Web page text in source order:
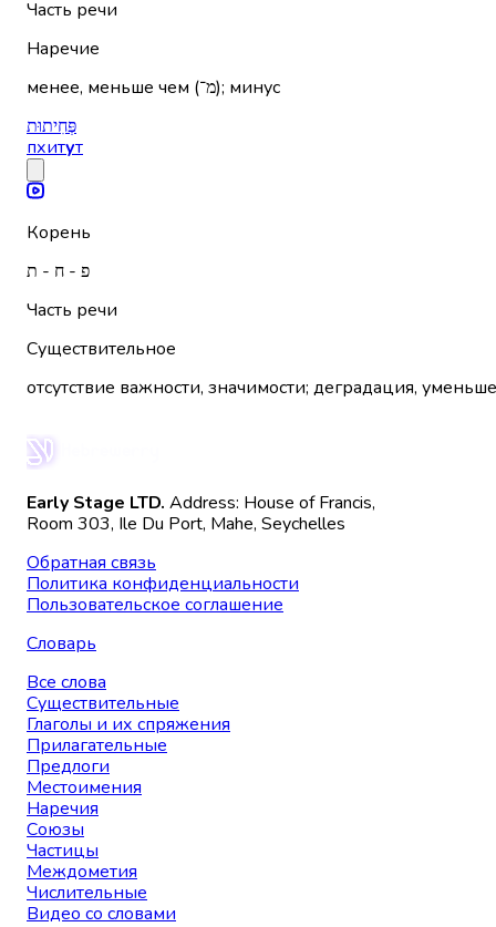
Часть речи
Наречие
менее, меньше чем (מ־); минус
פְּחִיתוּת
пхитут
Корень
פ - ח - ת
Часть речи
Существительное
отсутствие важности, значимости; деградация,
Early Stage LTD. Address: House of Francis,
Room 303, Ile Du Port, Mahe, Seychelles
Обратная связь
Политика конфиденциальности
Пользовательское соглашение
Словарь
Все слова
Существительные
Глаголы и их спряжения
Прилагательные
Предлоги
Местоимения
Наречия
Союзы
Частицы
Междометия
Числительные
Видео со словами